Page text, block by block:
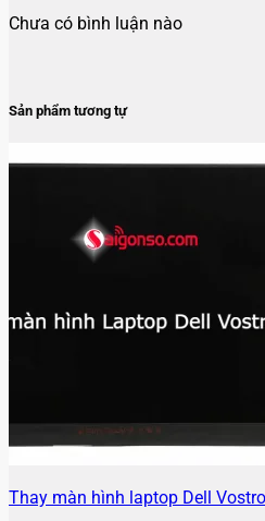
Chưa có bình luận nào
Sản phẩm tương tự
Thay màn hình laptop Dell